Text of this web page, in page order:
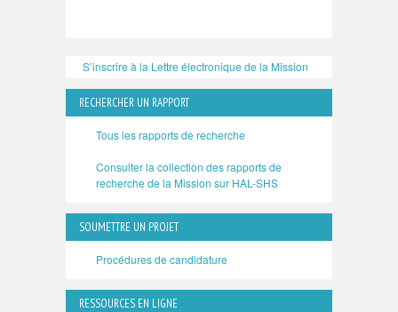
S’inscrire à la Lettre électronique de la Mission
RECHERCHER UN RAPPORT
Tous les rapports de recherche
Consulter la collection des rapports de
recherche de la Mission sur HAL-SHS
SOUMETTRE UN PROJET
Procédures de candidature
RESSOURCES EN LIGNE